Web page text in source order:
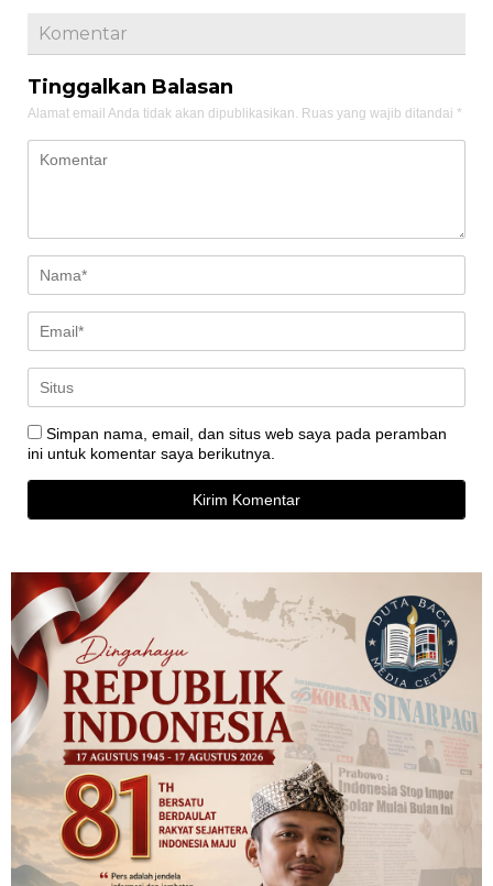
Komentar
Tinggalkan Balasan
Alamat email Anda tidak akan dipublikasikan. Ruas yang wajib ditandai *
Simpan nama, email, dan situs web saya pada peramban
ini untuk komentar saya berikutnya.